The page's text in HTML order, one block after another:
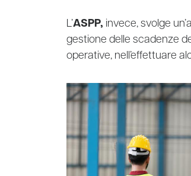
L’ASPP, invece, svolge
gestione delle scadenze
operative, nell’effettuare